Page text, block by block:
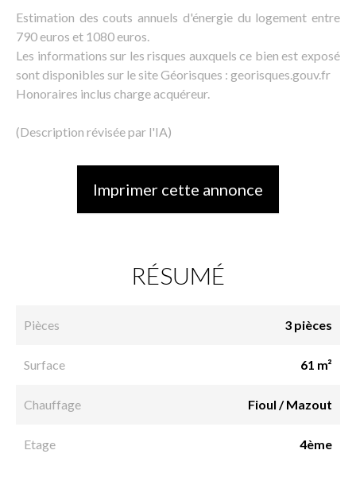
Estimation des couts annuels d'énergie du logement entre
790 euros et 1080 euros.
Les informations sur les risques auxquels ce bien est exposé
sont disponibles sur le site Géorisques : georisques.gouv.fr
Honoraires inclus charge acquéreur.
(Description révisée par l'IA)
Imprimer cette annonce
RÉSUMÉ
Pièces 3 pièces
Surface 61 m²
Chauffage Fioul / Mazout
Etage 4ème